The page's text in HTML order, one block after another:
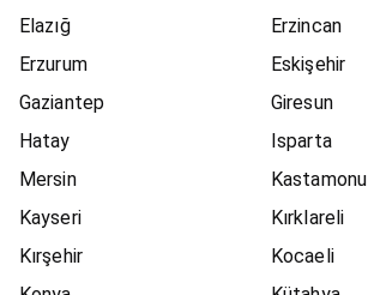
Elazığ
Erzincan
Erzurum
Eskişehir
Gaziantep
Giresun
Hatay
Isparta
Mersin
Kastamonu
Kayseri
Kırklareli
Kırşehir
Kocaeli